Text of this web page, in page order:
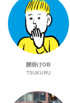
腰掛けOB
TSUKURU